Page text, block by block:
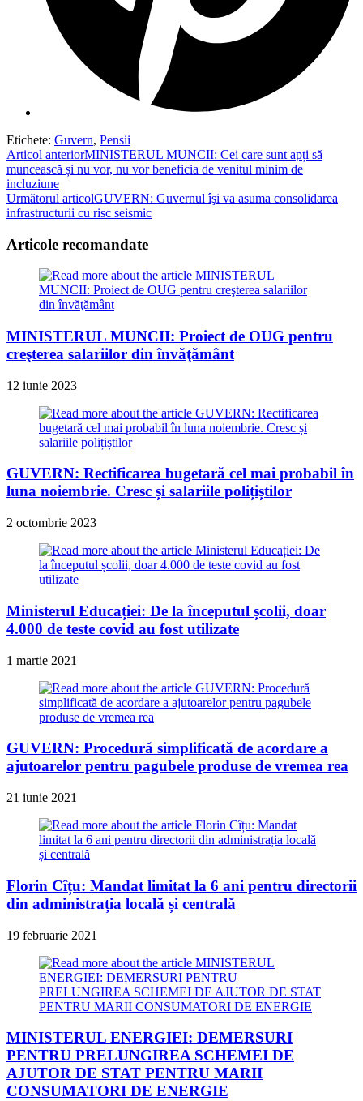
Etichete: Guvern, Pensii
Read
more
articles
Articol anteriorMINISTERUL MUNCII: Cei care sunt apți să
muncească și nu vor, nu vor beneficia de venitul minim de
incluziune
Următorul articolGUVERN: Guvernul îşi va asuma consolidarea
infrastructurii cu risc seismic
Articole recomandate
MINISTERUL MUNCII: Proiect de OUG pentru
creşterea salariilor din învăţământ
12 iunie 2023
GUVERN: Rectificarea bugetară cel mai probabil în
luna noiembrie. Cresc și salariile polițiștilor
2 octombrie 2023
Ministerul Educației: De la începutul școlii, doar
4.000 de teste covid au fost utilizate
1 martie 2021
GUVERN: Procedură simplificată de acordare a
ajutoarelor pentru pagubele produse de vremea rea
21 iunie 2021
Florin Cîțu: Mandat limitat la 6 ani pentru directorii
din administrația locală și centrală
19 februarie 2021
MINISTERUL ENERGIEI: DEMERSURI
PENTRU PRELUNGIREA SCHEMEI DE
AJUTOR DE STAT PENTRU MARII
CONSUMATORI DE ENERGIE